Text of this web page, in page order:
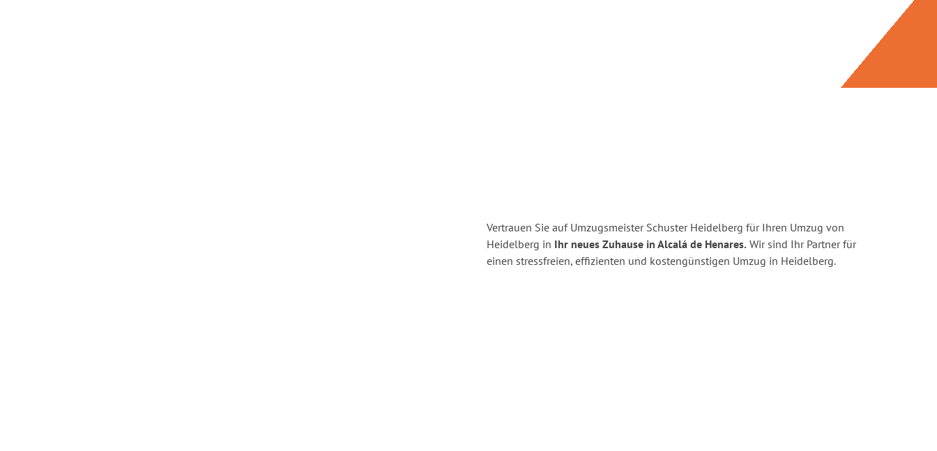
Vertrauen Sie auf Umzugsmeister Schuster Heidelberg für Ihren Umzug von
Heidelberg in Ihr neues Zuhause in Alcalá de Henares. Wir sind Ihr Partner für
einen stressfreien, effizienten und kostengünstigen Umzug in Heidelberg.